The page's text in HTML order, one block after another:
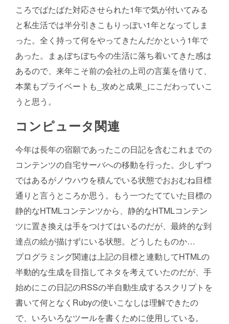
ころでばたばた対応させられた1年で気が付いてみる
と私生活では半分引きこもりっぽい1年となってしま
った。全く持って何をやってきたんだかという1年で
あった。まぁぼちぼち今の生活に落ち着いてきた感は
あるので、来年こそ前の会社の上司の言葉を借りて、
本業もプライベートも_攻めと成果_にこだわっていこ
うと思う。
コンピュータ関連
今年は長年の宿願であったこの日記を含むこれまでの
コンテンツの自宅サーバへの移動を行った。少しずつ
ではあるがノウハウを積んでいる状態でおおむね目標
通りと言うところか思う。もう一つたてていた目標の
静的なHTMLコンテンツから、静的なHTMLコンテン
ツに置き換えは手をつけてはいるのだが、最終的な到
達点の絵が描けずにいる状態。どうしたものか…
プログラミング関連は上記の目標と連動してHTMLの
半動的な生成を目指してネタを考えていたのだが、手
始めにこの日記のRSSの半自動生成するスクリプトを
書いて何となくRubyの使いこなしは理解できたの
で、いろいろなツールを書くために使用している。